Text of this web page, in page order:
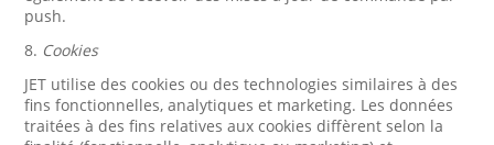
push.
8. Cookies
JET utilise des cookies ou des technologies similaires à des
fins fonctionnelles, analytiques et marketing. Les données
traitées à des fins relatives aux cookies diffèrent selon la